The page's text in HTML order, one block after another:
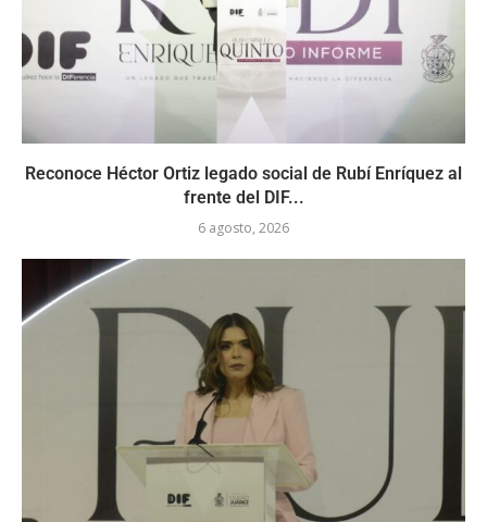
Reconoce Héctor Ortiz legado social de Rubí Enríquez al
frente del DIF...
6 agosto, 2026